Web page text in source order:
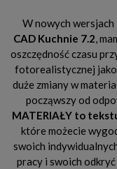
W nowych wersjach
CAD Kuchnie 7.2,
oszczędność czasu
fotorealistycznej
duże zmiany w
począwszy od
MATERIAŁY to
które możecie
swoich
pracy i swoich